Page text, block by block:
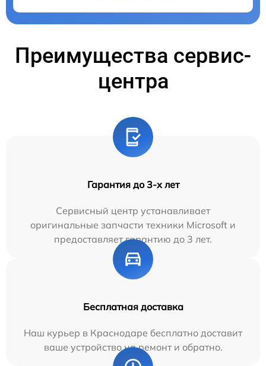
Преимущества сервис-
центра
Гарантия до 3-х лет
Сервисный центр устанавливает
оригинальные запчасти техники Microsoft и
предоставляет гарантию до 3 лет.
Бесплатная доставка
Наш курьер в Краснодаре бесплатно доставит
ваше устройство на ремонт и обратно.